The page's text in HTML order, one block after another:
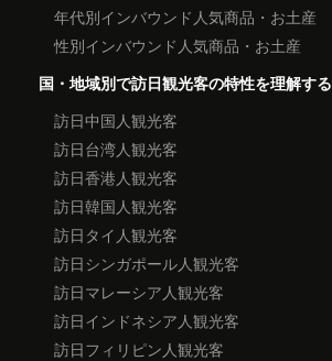
年代別インバウンド人気商品・お土産
性別インバウンド人気商品・お土産
国・地域別で訪日観光客の特性を理解する
訪日中国人観光客
訪日台湾人観光客
訪日香港人観光客
訪日韓国人観光客
訪日タイ人観光客
訪日シンガポール人観光客
訪日マレーシア人観光客
訪日インドネシア人観光客
訪日フィリピン人観光客